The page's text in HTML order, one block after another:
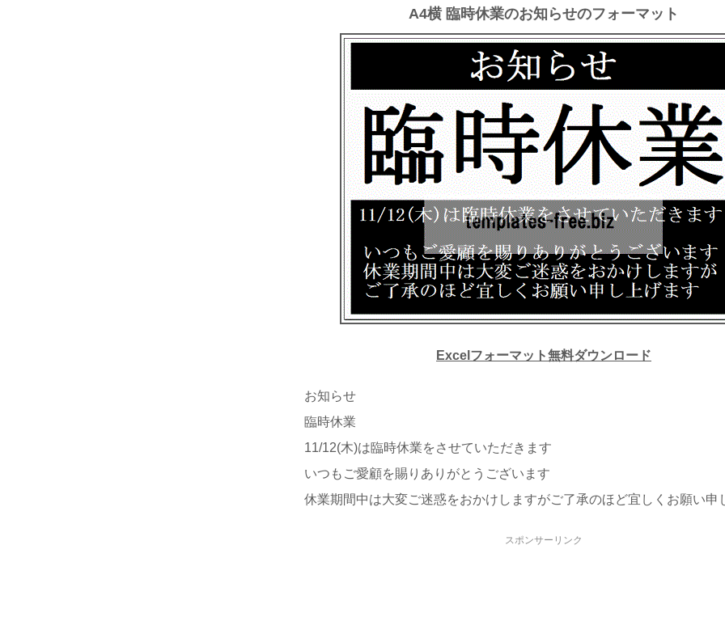
A4横 臨時休業のお知らせのフォーマット
Excelフォーマット無料ダウンロード
お知らせ
臨時休業
11/12(木)は臨時休業をさせていただきます
いつもご愛顧を賜りありがとうございます
休業期間中は大変ご迷惑をおかけしますがご了承のほど宜しくお願い申
スポンサーリンク